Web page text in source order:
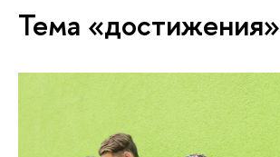
Тема «достижения»